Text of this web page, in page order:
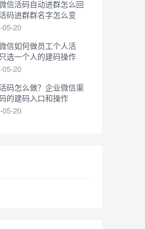
信活码自动进群怎么回
码进群群名字怎么变
05-20
信如何做员工个人活
选一个人的建码操作
05-20
码怎么做？企业微信渠
的建码入口和操作
05-20